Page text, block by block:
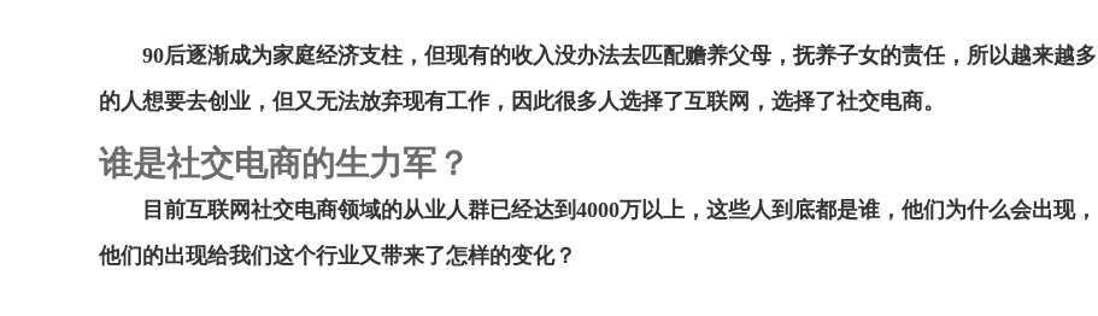
90后逐渐成为家庭经济支柱，但现有的收入没办法去匹配赡养父母，抚养子女的责任，所以越来越多
的人想要去创业，但又无法放弃现有工作，因此很多人选择了互联网，选择了社交电商。
谁是社交电商的生力军？
目前互联网社交电商领域的从业人群已经达到4000万以上，这些人到底都是谁，他们为什么会出现，
他们的出现给我们这个行业又带来了怎样的变化？